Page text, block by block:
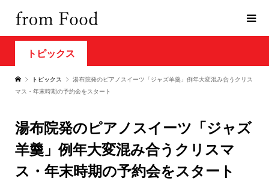
トピックス
トピックス
湯布院発のピアノスイーツ「ジャズ羊羹」例年大変混み合うクリス
マス・年末時期の予約会をスタート
湯布院発のピアノスイーツ「ジャズ
羊羹」例年大変混み合うクリスマ
ス・年末時期の予約会をスタート